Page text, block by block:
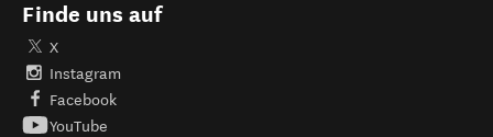
Finde uns auf
X
Instagram
Facebook
YouTube